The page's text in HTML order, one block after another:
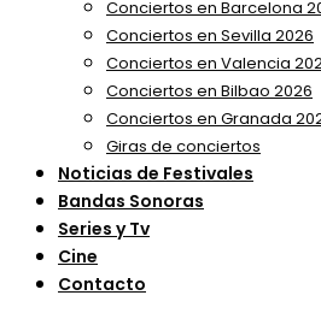
Conciertos en Barcelona
Conciertos en Sevilla 2026
Conciertos en Valencia
Conciertos en Bilbao 2026
Conciertos en Granada
Giras de conciertos
Noticias de Festivales
Bandas Sonoras
Series y Tv
Cine
Contacto